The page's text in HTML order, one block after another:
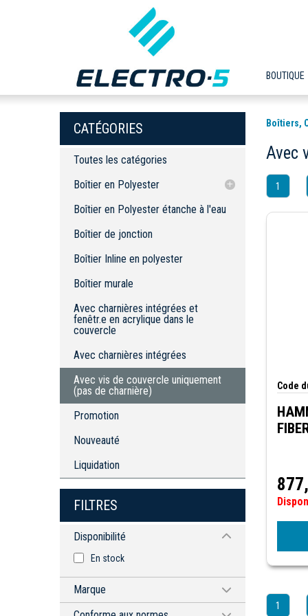
BOUTIQUE
CATÉGORIES
Toutes les catégories
Boîtier en Polyester
Boîtier en Polyester étanche à l'eau
Boîtier Inline en polyester
Boîtier murale
Avec charnières intégrées et fenêtr.e
en acrylique dans le couvercle
Avec charnières intégrées
Avec vis de couvercle uniquement
(pas de charnière)
Boîtier en Polyester étanche à l'eau
Boîtier de jonction
Boîtier Inline en polyester
Boîtier murale
Avec charnières intégrées et
fenêtr.e en acrylique dans le
couvercle
Avec charnières intégrées
Avec vis de couvercle uniquement
(pas de charnière)
Promotion
Nouveauté
Liquidation
FILTRES
Disponibilité
En stock
Marque
HAMMOND MANUFACTURING
Boîtiers,
Avec
1
Code
1